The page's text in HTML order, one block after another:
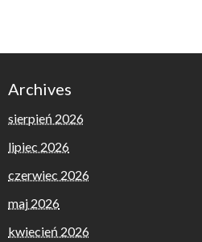
Archives
sierpień 2026
lipiec 2026
czerwiec 2026
maj 2026
kwiecień 2026